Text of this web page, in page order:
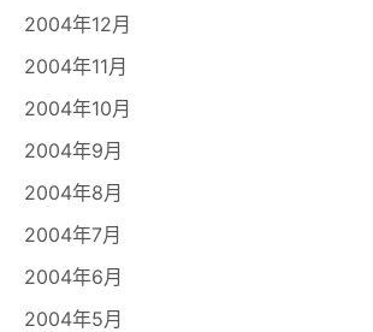
2004年12月
2004年11月
2004年10月
2004年9月
2004年8月
2004年7月
2004年6月
2004年5月